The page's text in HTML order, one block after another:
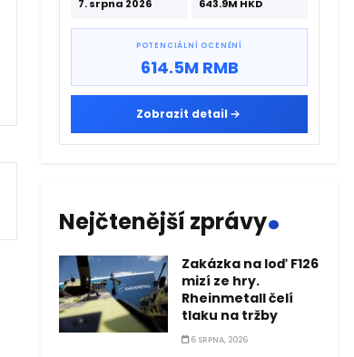
7. srpna 2026 643.9M HKD
POTENCIÁLNÍ OCENĚNÍ
614.5M RMB
Zobrazit detail
Nejčtenější zprávy.
Zakázka na loď F126
mizí ze hry.
Rheinmetall čelí
tlaku na tržby
6 SRPNA, 2026